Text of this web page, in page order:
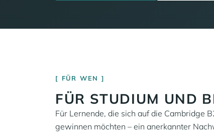
FÜR WEN
FÜR STUDIUM UND
Für Lernende, die sich auf die Cambridge
gewinnen möchten – ein anerkannter